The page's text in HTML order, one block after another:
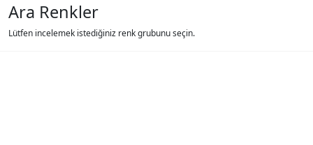
Ara Renkler
Lütfen incelemek istediğiniz renk grubunu seçin.